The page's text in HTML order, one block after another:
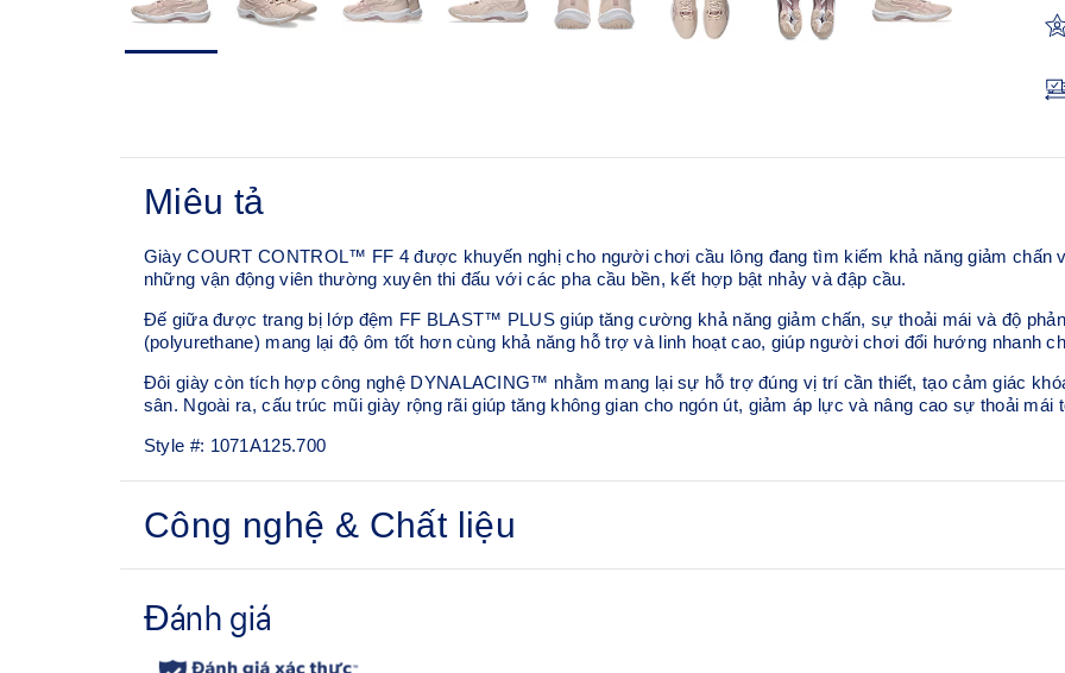
Miêu tả
Giày COURT CONTROL™ FF 4 được khuyến nghị cho người chơi cầu lông đang tìm kiếm khả năng giảm chấn
những vận động viên thường xuyên thi đấu với các pha cầu bền, kết hợp bật nhảy và đập cầu.
Đế giữa được trang bị lớp đệm FF BLAST™ PLUS giúp tăng cường khả năng giảm chấn, sự thoải mái và độ
(polyurethane) mang lại độ ôm tốt hơn cùng khả năng hỗ trợ và linh hoạt cao, giúp người chơi đổi hướng nhanh
Đôi giày còn tích hợp công nghệ DYNALACING™ nhằm mang lại sự hỗ trợ đúng vị trí cần thiết, tạo cảm giác
sân. Ngoài ra, cấu trúc mũi giày rộng rãi giúp tăng không gian cho ngón út, giảm áp lực và nâng cao sự thoải mái
Style #: 1071A125.700
Công nghệ & Chất liệu
Vật liệu PU giúp tăng cường độ bền và độ linh hoạt.